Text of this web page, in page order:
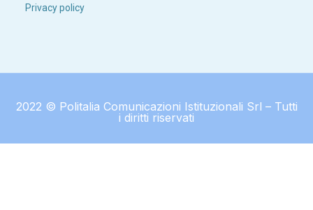
Privacy policy
2022 © Politalia Comunicazioni Istituzionali Srl – Tutti
i diritti riservati